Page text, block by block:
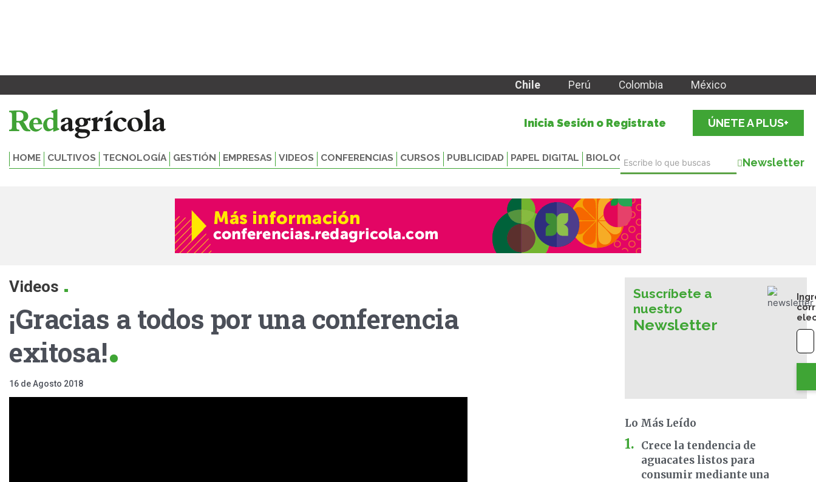
Chile Perú Colombia México
Inicia Sesión o Registrate ÚNETE A PLUS+
HOME CULTIVOS TECNOLOGÍA GESTIÓN EMPRESAS VIDEOS CONFERENCIAS CURSOS PUBLICIDAD PAPEL DIGITAL BIOLOGICALS Newsletter
Videos .
¡Gracias a todos por una conferencia
exitosa!
16 de Agosto 2018
Suscríbete a
nuestro
Newsletter
Lo Más Leído
Crece la tendencia de
aguacates listos para
consumir mediante una